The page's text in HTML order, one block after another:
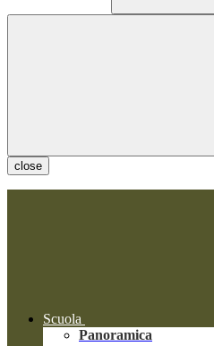
close
Scuola
Panoramica